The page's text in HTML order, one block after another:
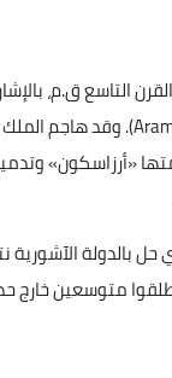
«أرزاسكون»
حل بالدولة
متوسعين خارج